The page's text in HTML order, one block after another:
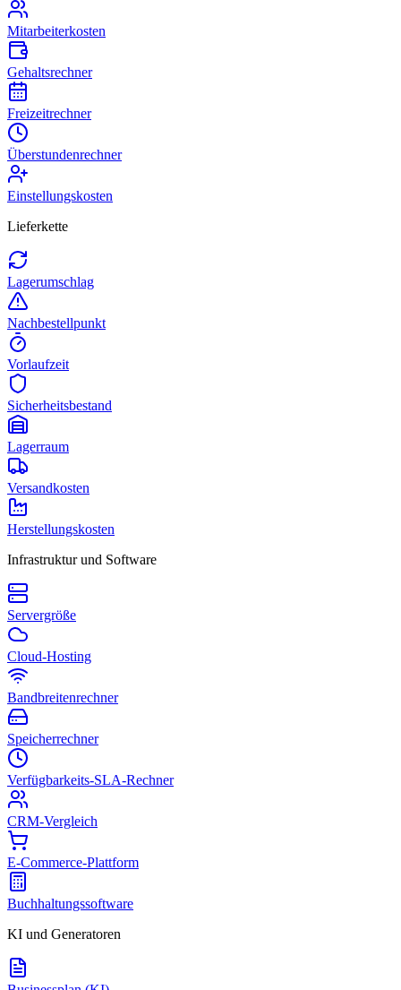
Mitarbeiterkosten
Gehaltsrechner
Freizeitrechner
Überstundenrechner
Einstellungskosten
Lieferkette
Lagerumschlag
Nachbestellpunkt
Vorlaufzeit
Sicherheitsbestand
Lagerraum
Versandkosten
Herstellungskosten
Infrastruktur und Software
Servergröße
Cloud-Hosting
Bandbreitenrechner
Speicherrechner
Verfügbarkeits-SLA-Rechner
CRM-Vergleich
E-Commerce-Plattform
Buchhaltungssoftware
KI und Generatoren